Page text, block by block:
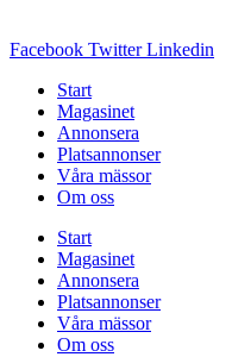
Facebook Twitter Linkedin
Start
Magasinet
Annonsera
Platsannonser
Våra mässor
Om oss
Start
Magasinet
Annonsera
Platsannonser
Våra mässor
Om oss